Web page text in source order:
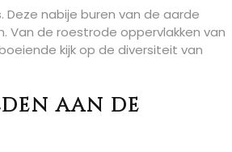
Deze nabije buren van de aarde
Van de roestrode oppervlakken van
kijk op de diversiteit van
aan de